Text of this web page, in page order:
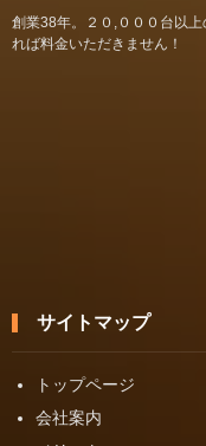
創業38年。２０,０００台以
れば料金いただきません！
サイトマップ
トップページ
会社案内